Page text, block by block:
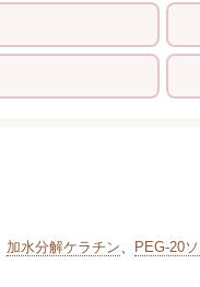
加水分解ケラチン、 PEG-20